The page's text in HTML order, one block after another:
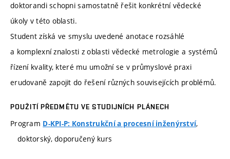
doktorandi schopni samostatně řešit konkrétní vědecké
úkoly v této oblasti.
Student získá ve smyslu uvedené anotace rozsáhlé
a komplexní znalosti z oblasti vědecké metrologie a systémů
řízení kvality, které mu umožní se v průmyslové praxi
erudovaně zapojit do řešení různých souvisejících problémů.
POUŽITÍ PŘEDMĚTU VE STUDIJNÍCH PLÁNECH
Program D-KPI-P: Konstrukční a procesní inženýrství,
doktorský, doporučený kurs